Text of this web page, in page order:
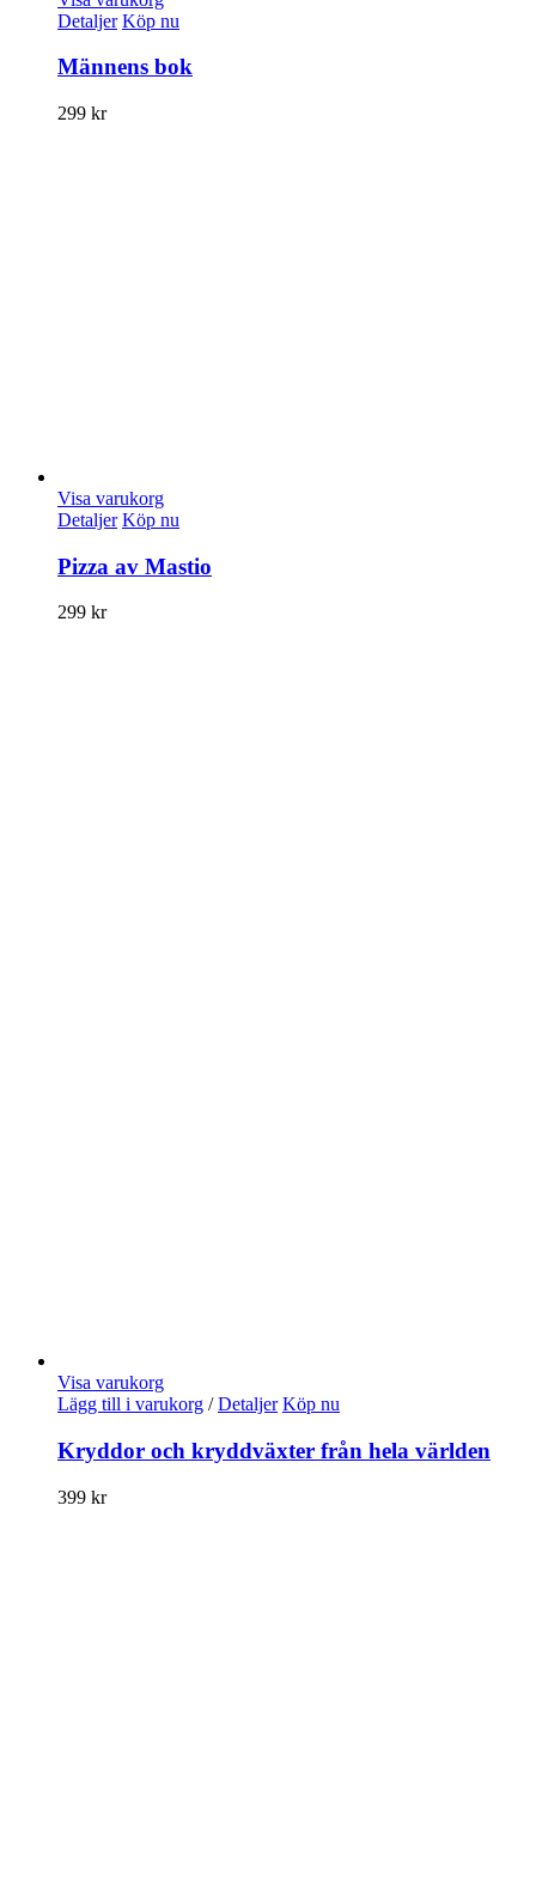
Detaljer Köp nu
Männens bok
299 kr
Visa varukorg
Detaljer Köp nu
Pizza av Mastio
299 kr
Visa varukorg
Lägg till i varukorg / Detaljer Köp nu
Kryddor och kryddväxter från hela världen
399 kr